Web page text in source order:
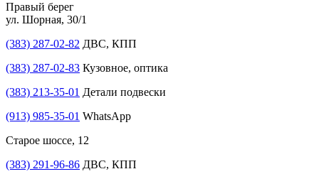
Правый берег
ул. Шорная, 30/1
(383) 287-02-82 ДВС, КПП
(383) 287-02-83 Кузовное, оптика
(383) 213-35-01 Детали подвески
(913) 985-35-01 WhatsApp
Старое шоссе, 12
(383) 291-96-86 ДВС, КПП